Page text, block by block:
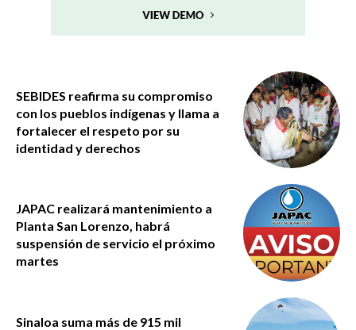
SEBIDES reafirma su compromiso
con los pueblos indígenas y llama a
fortalecer el respeto por su
identidad y derechos
JAPAC realizará mantenimiento a
Planta San Lorenzo, habrá
suspensión de servicio el próximo
martes
Sinaloa suma más de 915 mil